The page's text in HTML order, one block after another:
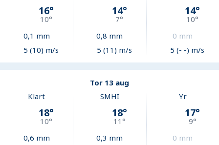
16°
10°
0,1 mm
5 (10) m/s
14°
7°
0,8 mm
5 (11) m/s
14°
10°
0 mm
5 (- -) m/s
Tor 13 aug
Klart
18°
10°
0,6 mm
SMHI
18°
11 °
0,3 mm
Yr
17°
9°
0 mm